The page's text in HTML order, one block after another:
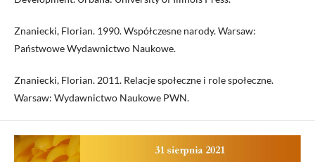
Znaniecki, Florian. 1990. Współczesne narody. Warsaw:
Państwowe Wydawnictwo Naukowe.
Znaniecki, Florian. 2011. Relacje społeczne i role społeczne.
Warsaw: Wydawnictwo Naukowe PWN.